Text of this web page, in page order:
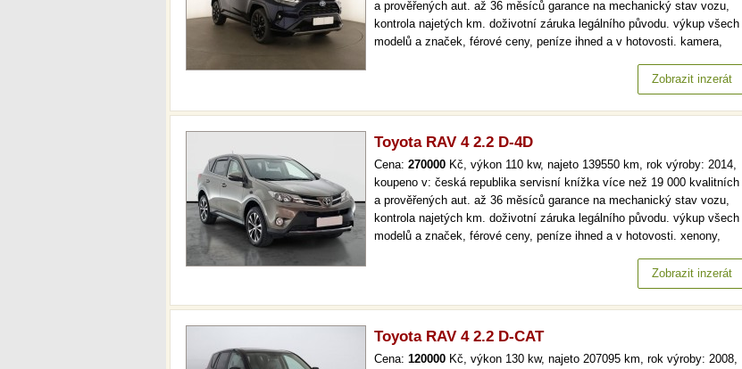
a prověřených aut. až 36 měsíců garance na mechanický stav vozu,
kontrola najetých km. doživotní záruka legálního původu. výkup všech
modelů a značek, férové ceny, peníze ihned a v hotovosti. kamera,
až 36 měsíců garance na mechanický stav vozu, kontrola…Zobrazit inzerát
Toyota RAV 4 2.2 D-4D
Cena: 270000 Kč, výkon 110 kw, najeto 139550 km, rok výroby: 2014,
koupeno v: česká republika servisní knížka více než 19 000 kvalitních
a prověřených aut. až 36 měsíců garance na mechanický stav vozu,
kontrola najetých km. doživotní záruka legálního původu. výkup všech
modelů a značek, férové ceny, peníze ihned a v hotovosti. xenony,
až 36 měsíců garance na mechanický stav vozu, kontrola…Zobrazit inzerát
Toyota RAV 4 2.2 D-CAT
Cena: 120000 Kč, výkon 130 kw, najeto 207095 km, rok výroby: 2008,